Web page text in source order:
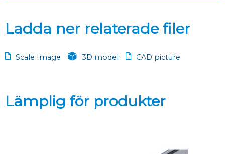
Ladda ner relaterade filer
Scale Image 3D model CAD picture
Lämplig för produkter